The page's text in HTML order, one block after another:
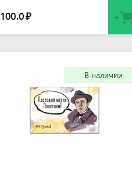
100.0₽
В наличии